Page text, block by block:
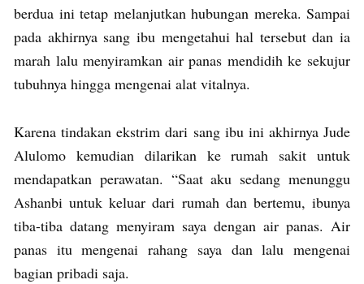
berdua ini tetap melanjutkan hubungan mereka. Sampai
pada akhirnya sang ibu mengetahui hal tersebut dan ia
marah lalu menyiramkan air panas mendidih ke sekujur
tubuhnya hingga mengenai alat vitalnya.
Karena tindakan ekstrim dari sang ibu ini akhirnya Jude
Alulomo kemudian dilarikan ke rumah sakit untuk
mendapatkan perawatan. “Saat aku sedang menunggu
Ashanbi untuk keluar dari rumah dan bertemu, ibunya
tiba-tiba datang menyiram saya dengan air panas. Air
panas itu mengenai rahang saya dan lalu mengenai
bagian pribadi saja.